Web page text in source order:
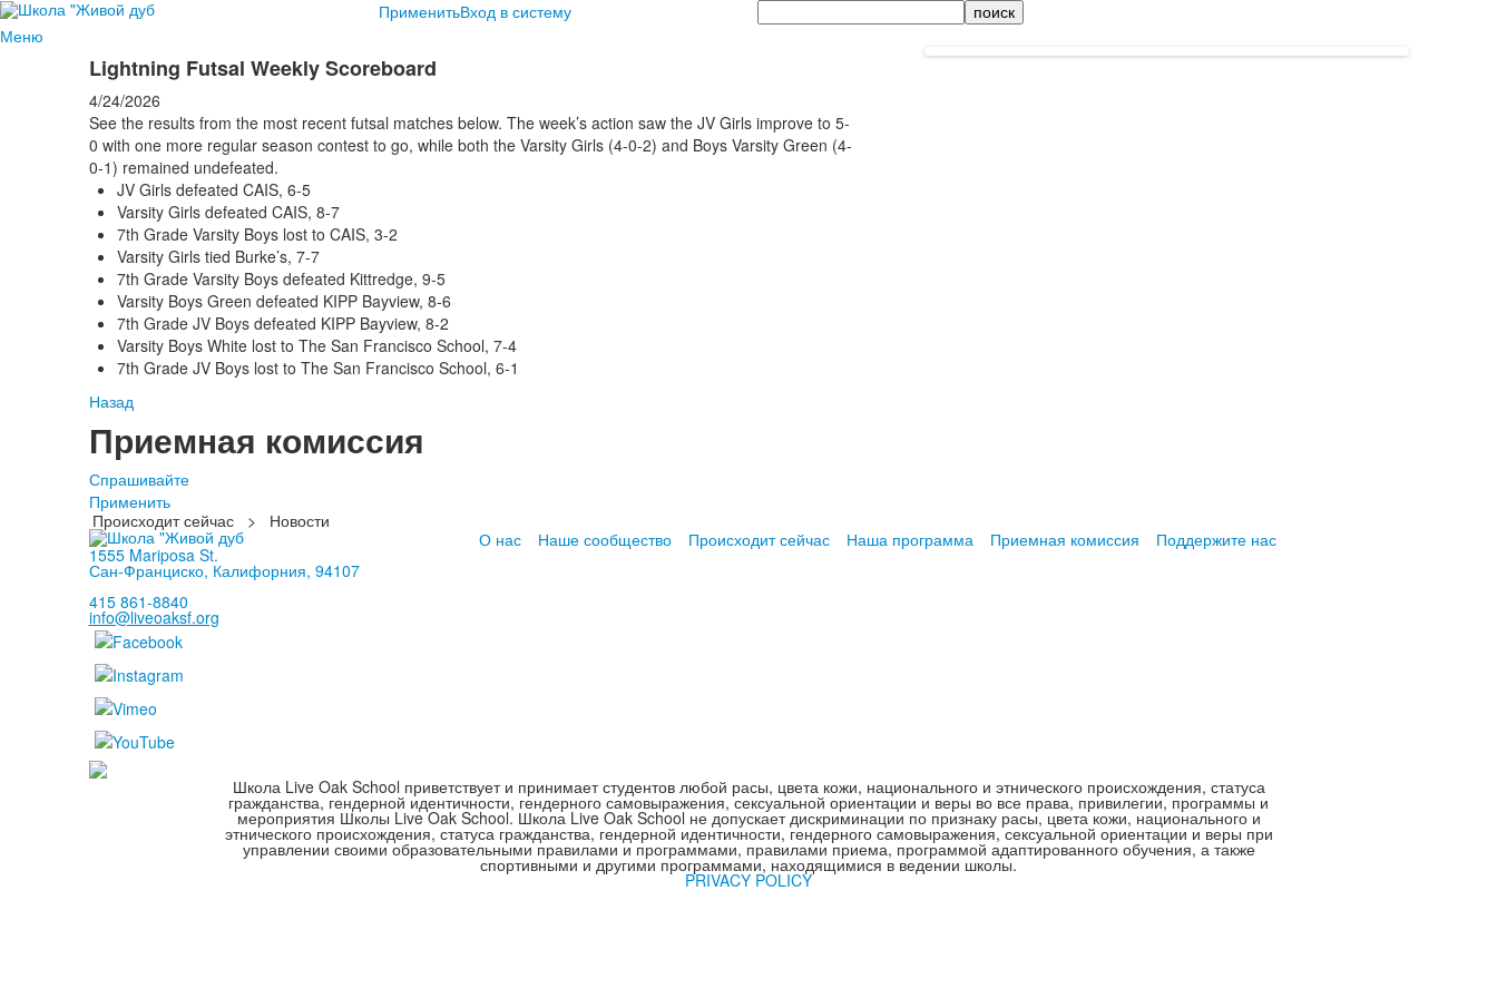
ПрименитьВход в систему
Поиск
Меню
Lightning Futsal Weekly Scoreboard
4/24/2026
See the results from the most recent futsal matches below. The week’s action saw the JV Girls improve to 5-
0 with one more regular season contest to go, while both the Varsity Girls (4-0-2) and Boys Varsity Green (4-
0-1) remained undefeated.
JV Girls defeated CAIS, 6-5
Varsity Girls defeated CAIS, 8-7
7th Grade Varsity Boys lost to CAIS, 3-2
Varsity Girls tied Burke’s, 7-7
7th Grade Varsity Boys defeated Kittredge, 9-5
Varsity Boys Green defeated KIPP Bayview, 8-6
7th Grade JV Boys defeated KIPP Bayview, 8-2
Varsity Boys White lost to The San Francisco School, 7-4
7th Grade JV Boys lost to The San Francisco School, 6-1
Назад
Приемная комиссия
Спрашивайте
Применить
Происходит сейчас
>
Новости
1555 Mariposa St.
Сан-Франциско, Калифорния, 94107
415 861-8840
info@liveoaksf.org
О нас Наше сообщество Происходит сейчас Наша программа Приемная комиссия Поддержите нас
Школа Live Oak School приветствует и принимает студентов любой расы, цвета кожи, национального и этнического происхождения, статуса
гражданства, гендерной идентичности, гендерного самовыражения, сексуальной ориентации и веры во все права, привилегии, программы и
мероприятия Школы Live Oak School. Школа Live Oak School не допускает дискриминации по признаку расы, цвета кожи, национального и
этнического происхождения, статуса гражданства, гендерной идентичности, гендерного самовыражения, сексуальной ориентации и веры при
управлении своими образовательными правилами и программами, правилами приема, программой адаптированного обучения, а также
спортивными и другими программами, находящимися в ведении школы.
PRIVACY POLICY